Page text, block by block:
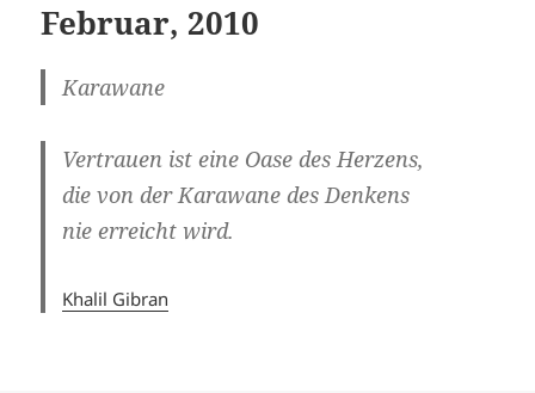
Februar, 2010
Karawane
Vertrauen ist eine Oase des Herzens,
die von der Karawane des Denkens
nie erreicht wird.
Khalil Gibran